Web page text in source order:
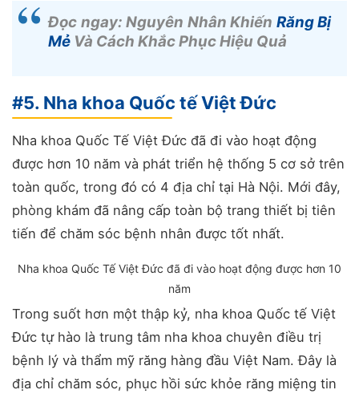
Đọc ngay: Nguyên Nhân Khiến Răng Bị
Mẻ Và Cách Khắc Phục Hiệu Quả
#5. Nha khoa Quốc tế Việt Đức
Nha khoa Quốc Tế Việt Đức đã đi vào hoạt động
được hơn 10 năm và phát triển hệ thống 5 cơ sở trên
toàn quốc, trong đó có 4 địa chỉ tại Hà Nội. Mới đây,
phòng khám đã nâng cấp toàn bộ trang thiết bị tiên
tiến để chăm sóc bệnh nhân được tốt nhất.
Nha khoa Quốc Tế Việt Đức đã đi vào hoạt động được hơn 10
năm
Trong suốt hơn một thập kỷ, nha khoa Quốc tế Việt
Đức tự hào là trung tâm nha khoa chuyên điều trị
bệnh lý và thẩm mỹ răng hàng đầu Việt Nam. Đây là
địa chỉ chăm sóc, phục hồi sức khỏe răng miệng tin